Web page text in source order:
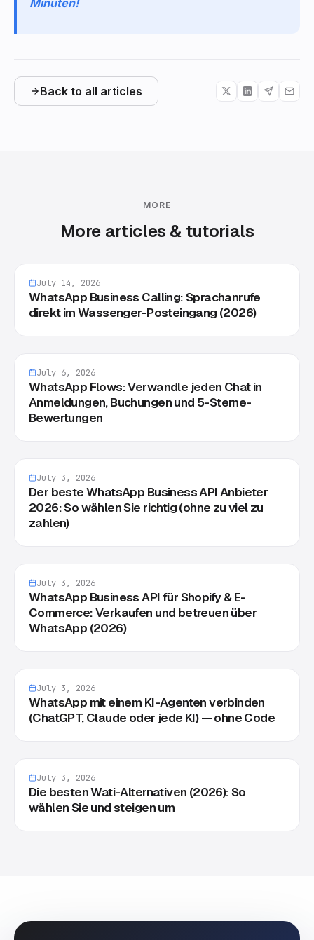
Back to all articles
MORE
More articles & tutorials
July 14, 2026
WhatsApp Business Calling: Sprachanrufe
direkt im Wassenger-Posteingang (2026)
July 6, 2026
WhatsApp Flows: Verwandle jeden Chat in
Anmeldungen, Buchungen und 5-Sterne-
Bewertungen
July 3, 2026
Der beste WhatsApp Business API Anbieter
2026: So wählen Sie richtig (ohne zu viel zu
zahlen)
July 3, 2026
WhatsApp Business API für Shopify & E-
Commerce: Verkaufen und betreuen über
WhatsApp (2026)
July 3, 2026
WhatsApp mit einem KI-Agenten verbinden
(ChatGPT, Claude oder jede KI) — ohne Code
July 3, 2026
Die besten Wati-Alternativen (2026): So
wählen Sie und steigen um